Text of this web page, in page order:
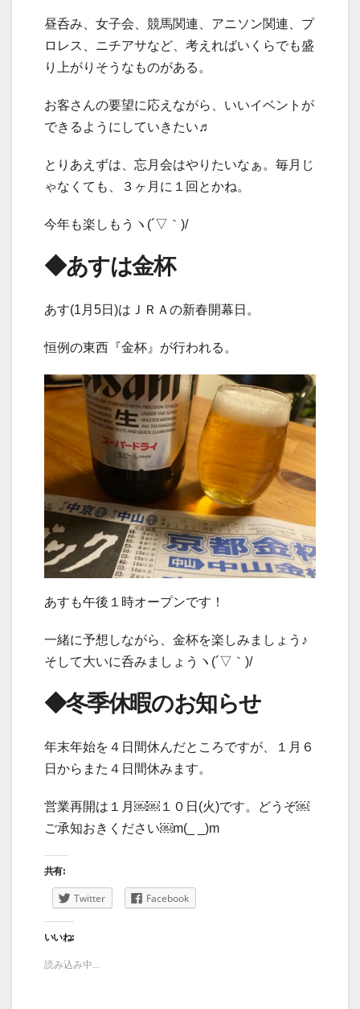
昼呑み、女子会、競馬関連、アニソン関連、プ
ロレス、ニチアサなど、考えればいくらでも盛
り上がりそうなものがある。
お客さんの要望に応えながら、いいイベントが
できるようにしていきたい♬
とりあえずは、忘月会はやりたいなぁ。毎月じ
ゃなくても、３ヶ月に１回とかね。
今年も楽しもうヽ(´▽｀)/
◆あすは金杯
あす(1月5日)はＪＲＡの新春開幕日。
恒例の東西『金杯』が行われる。
あすも午後１時オープンです！
一緒に予想しながら、金杯を楽しみましょう♪
そして大いに呑みましょうヽ(´▽｀)/
◆冬季休暇のお知らせ
年末年始を４日間休んだところですが、１月６
日からまた４日間休みます。
営業再開は１月￼￼１０日(火)です。どうぞ￼
ご承知おきください￼m(_ _)m
共有:
Twitter Facebook
いいね:
読み込み中...